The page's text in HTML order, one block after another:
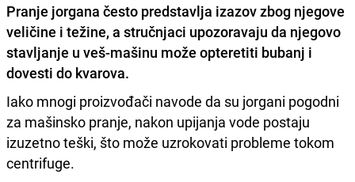
Pranje jorgana često predstavlja izazov zbog njegove
veličine i težine, a stručnjaci upozoravaju da njegovo
stavljanje u veš-mašinu može opteretiti bubanj i
dovesti do kvarova.
Iako mnogi proizvođači navode da su jorgani pogodni
za mašinsko pranje, nakon upijanja vode postaju
izuzetno teški, što može uzrokovati probleme tokom
centrifuge.